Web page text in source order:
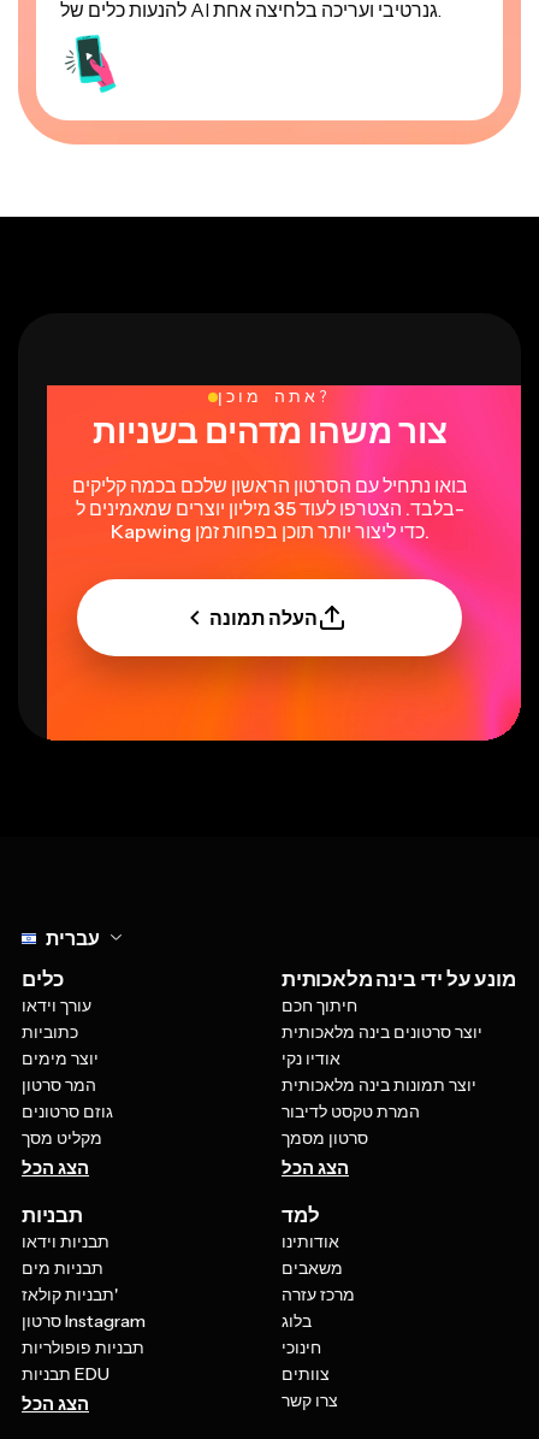
אתה מוכן?
צור משהו מדהים בשניות
בואו נתחיל עם הסרטון הראשון שלכם בכמה קליקים
בלבד. הצטרפו לעוד 35 מיליון יוצרים שמאמינים ל-
Kapwing כדי ליצור יותר תוכן בפחות זמן.
העלה תמונה
עברית
כלים
עורך וידאו
כתוביות
יוצר מימים
המר סרטון
גוזם סרטונים
מקליט מסך
הצג הכל
מונע על ידי בינה מלאכותית
חיתוך חכם
יוצר סרטונים בינה מלאכותית
אודיו נקי
יוצר תמונות בינה מלאכותית
המרת טקסט לדיבור
סרטון מסמך
הצג הכל
תבניות
תבניות וידאו
תבניות מים
תבניות קולאז'
סרטון Instagram
תבניות פופולריות
תבניות EDU
הצג הכל
למד
אודותינו
משאבים
מרכז עזרה
בלוג
חינוכי
צוותים
צרו קשר